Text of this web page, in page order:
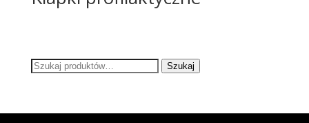
Szukaj: Szukaj